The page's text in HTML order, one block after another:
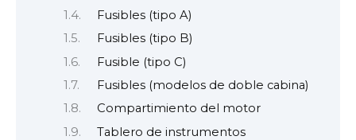
Fusibles (tipo A)
Fusibles (tipo B)
Fusible (tipo C)
Fusibles (modelos de doble cabina)
Compartimiento del motor
Tablero de instrumentos